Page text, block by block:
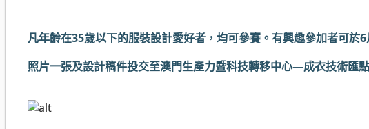
凡年齡在35歲以下的服裝設計愛好者，均可參賽。有興趣參加者可
照片一張及設計稿件投交至澳門生產力暨科技轉移中心—成衣技術匯點